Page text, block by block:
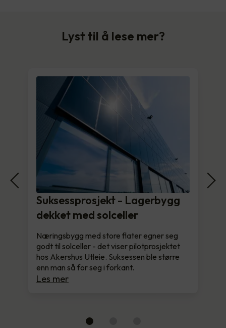
Lyst til å lese mer?
Suksessprosjekt - Lagerbygg
dekket med solceller
Næringsbygg med store flater egner seg
godt til solceller - det viser pilotprosjektet
hos Akershus Utleie. Suksessen ble større
enn man så for seg i forkant.
Les mer